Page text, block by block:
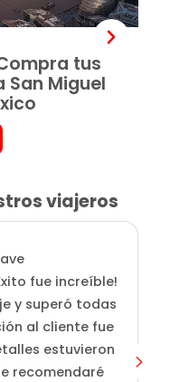
tus
San Miguel
viajeros
fue increíble!
y superó todas
al cliente fue
estuvieron
recomendaré